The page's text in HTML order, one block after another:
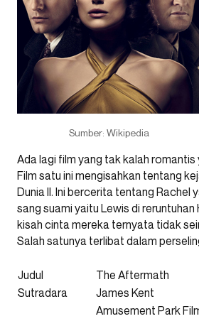
Sumber: Wikipedia
Ada lagi film yang tak kalah
Film satu ini mengisahkan tentang
Dunia II. Ini bercerita tentang Rachel
sang suami yaitu Lewis di reruntuhan
kisah cinta mereka ternyata tidak
Salah satunya terlibat dalam
Judul
The Aftermath
Sutradara
James Kent
Amusement Park